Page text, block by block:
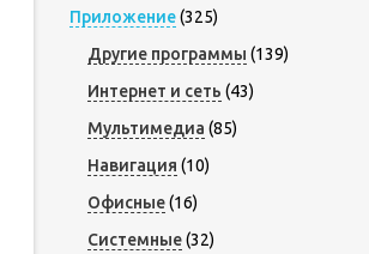
Приложение(325)
Другие программы (139)
Интернет и сеть (43)
Мультимедиа (85)
Навигация (10)
Офисные(16)
Системные(32)